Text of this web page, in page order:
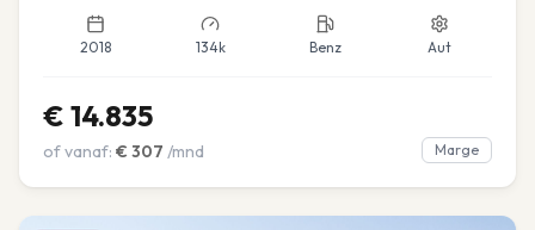
2018 134k Benz Aut
€ 14.835
of vanaf: € 307 /mnd Marge